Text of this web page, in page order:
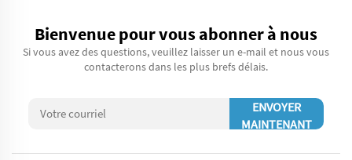
Bienvenue pour vous abonner à nous
Si vous avez des questions, veuillez laisser un e-mail et nous vous
contacterons dans les plus brefs délais.
ENVOYER
MAINTENANT